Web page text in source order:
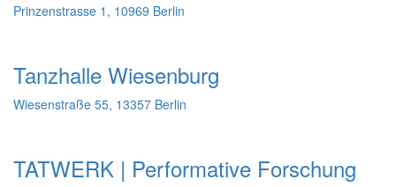
Prinzenstrasse 1, 10969 Berlin
Tanzhalle Wiesenburg
Wiesenstraße 55, 13357 Berlin
TATWERK | Performative Forschung